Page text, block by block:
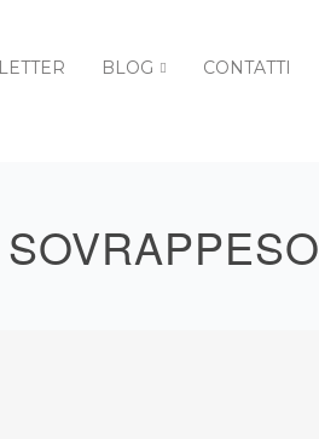
BLOG CONTATTI